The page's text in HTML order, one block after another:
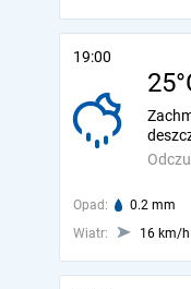
19:00
Opad: 0.2 mm
Wiatr:
16 km/h